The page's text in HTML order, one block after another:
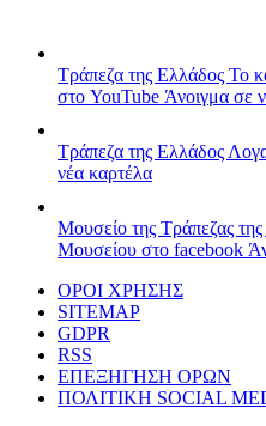
Τράπεζα της Ελλάδος Το
στο YouTube Άνοιγμα σε
Τράπεζα της Ελλάδος
νέα καρτέλα
Μουσείο της Τράπεζας
Μουσείου στο facebook
ΟΡΟΙ ΧΡΗΣΗΣ
SITEMAP
GDPR
RSS
ΕΠΕΞΗΓΗΣΗ ΟΡΩΝ
ΠΟΛΙΤΙΚΗ SOCIAL